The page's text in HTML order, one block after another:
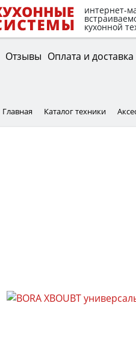
интернет-
кухонной
Отзывы Оплата и доставка
Главная Каталог техники